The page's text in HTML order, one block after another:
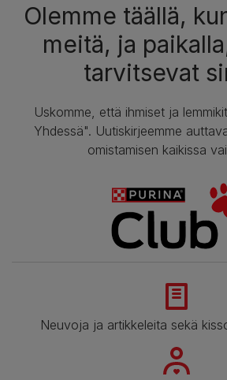
Olemme täällä,
meitä, ja
tarvitsevat
Uskomme, että ihmiset ja
Yhdessä". Uutiskirjeemme
omistamisen kaikissa
Neuvoja ja artikkeleita sekä